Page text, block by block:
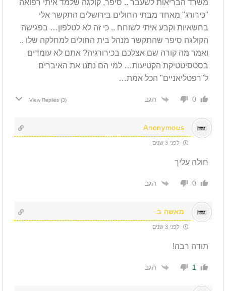
משרד הבריאות לשעבר .. סיפר, קולגה שלמד איתי רפואה
"כירורג" מאחד מבתי החולים בירושלים התקשר אלי
בחשאיות וקבע איתי לשוחח .. כי זה לא לטלפון… בפגישה
הקולגה סיפר שהתקשר מנהל בית החולים למחלקה שלו ..
ואמר מה קורה שם אצלכם בכירורגיה? אתם לא עומדים
בסטסיטטיקת הקטיעות… למי הם נתנו את האיברים
ל"רפטליאניים" הכל אמת…
0 הגב View Replies (3)
Anonymous
לפני 3 שנים
חולה עליך
0 הגב
מאשה ב.
לפני 3 שנים
תודה רבה!
1 הגב